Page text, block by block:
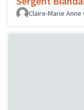
Claire-Marie Anne